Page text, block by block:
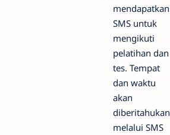
mendapatkan
SMS untuk
mengikuti
pelatihan dan
tes. Tempat
dan waktu
akan
diberitahukan
melalui SMS